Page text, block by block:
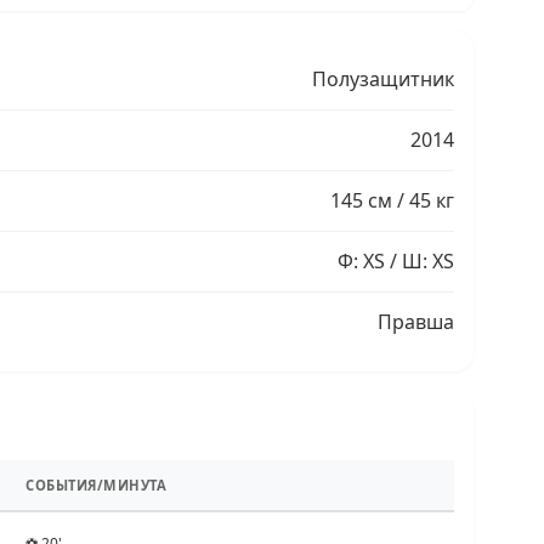
Полузащитник
2014
145 см / 45 кг
Ф: XS / Ш: XS
Правша
СОБЫТИЯ/МИНУТА